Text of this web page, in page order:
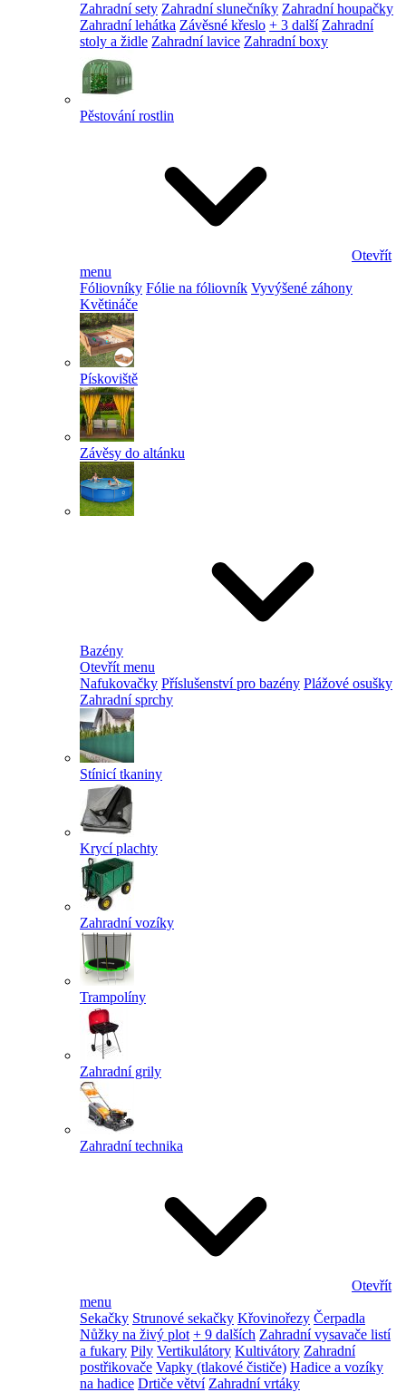
Zahradní sety Zahradní slunečníky Zahradní houpačky
Zahradní lehátka Závěsné křeslo + 3 další Zahradní
stoly a židle Zahradní lavice Zahradní boxy
Pěstování rostlin
Otevřít
menu
Fóliovníky Fólie na fóliovník Vyvýšené záhony
Květináče
Pískoviště
Závěsy do altánku
Bazény
Otevřít menu
Nafukovačky Příslušenství pro bazény Plážové osušky
Zahradní sprchy
Stínicí tkaniny
Krycí plachty
Zahradní vozíky
Trampolíny
Zahradní grily
Zahradní technika
Otevřít
menu
Sekačky Strunové sekačky Křovinořezy Čerpadla
Nůžky na živý plot + 9 dalších Zahradní vysavače listí
a fukary Pily Vertikulátory Kultivátory Zahradní
postřikovače Vapky (tlakové čističe) Hadice a vozíky
na hadice Drtiče větví Zahradní vrtáky